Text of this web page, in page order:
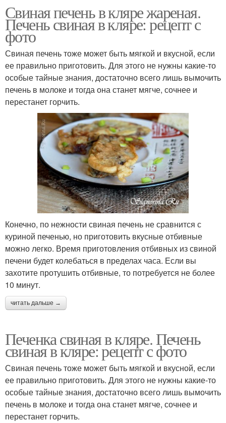
Свиная печень в кляре жареная.
Печень свиная в кляре: рецепт с
фото
Свиная печень тоже может быть мягкой и вкусной, если
ее правильно приготовить. Для этого не нужны какие-то
особые тайные знания, достаточно всего лишь вымочить
печень в молоке и тогда она станет мягче, сочнее и
перестанет горчить.
Конечно, по нежности свиная печень не сравнится с
куриной печенью, но приготовить вкусные отбивные
можно легко. Время приготовления отбивных из свиной
печени будет колебаться в пределах часа. Если вы
захотите протушить отбивные, то потребуется не более
10 минут.
читать дальше →
Печенка свиная в кляре. Печень
свиная в кляре: рецепт с фото
Свиная печень тоже может быть мягкой и вкусной, если
ее правильно приготовить. Для этого не нужны какие-то
особые тайные знания, достаточно всего лишь вымочить
печень в молоке и тогда она станет мягче, сочнее и
перестанет горчить.